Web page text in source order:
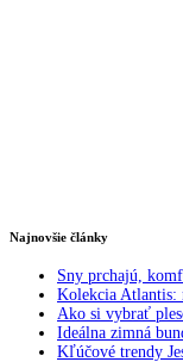
Najnovšie články
Sny prchajú,
Kolekcia Atlantis:
Ako si vybrať
Ideálna zimná
Kľúčové trendy